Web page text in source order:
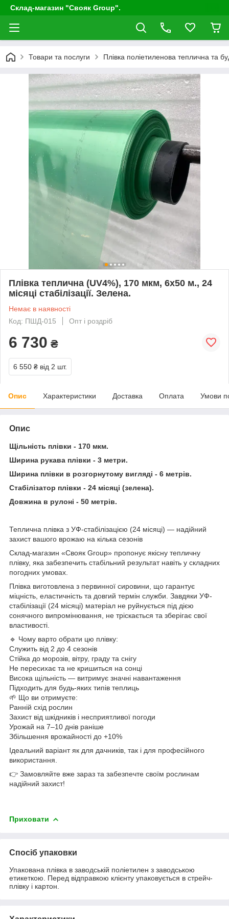
Склад-магазин "Свояк Group".
Товари та послуги Плівка поліетиленова теплична та
Плівка теплична (UV4%), 170 мкм, 6х50 м., 24
місяці стабілізації. Зелена.
Немає в наявності
Код: ПШД-015
Опт і роздріб
6 730 ₴
6 550 ₴ від 2 шт.
Опис Характеристики Доставка Оплата Умови
Опис
Щільність плівки - 170 мкм.
Ширина рукава плівки - 3 метри.
Ширина плівки в розгорнутому вигляді - 6 метрів.
Стабілізатор плівки - 24 місяці (зелена).
Довжина в рулоні - 50 метрів.
Теплична плівка з УФ-стабілізацією (24 місяці) — надійний
захист вашого врожаю на кілька сезонів
Склад-магазин «Свояк Group» пропонує якісну тепличну
плівку, яка забезпечить стабільний результат навіть у складних
погодних умовах.
Плівка виготовлена з первинної сировини, що гарантує
міцність, еластичність та довгий термін служби. Завдяки УФ-
стабілізації (24 місяці) матеріал не руйнується під дією
сонячного випромінювання, не тріскається та зберігає свої
властивості.
🔹 Чому варто обрати цю плівку:
Служить від 2 до 4 сезонів
Стійка до морозів, вітру, граду та снігу
Не пересихає та не кришиться на сонці
Висока щільність — витримує значні навантаження
Підходить для будь-яких типів теплиць
🌱 Що ви отримуєте:
Ранній схід рослин
Захист від шкідників і несприятливої погоди
Урожай на 7–10 днів раніше
Збільшення врожайності до +10%
Ідеальний варіант як для дачників, так і для професійного
використання.
👉 Замовляйте вже зараз та забезпечте своїм рослинам
надійний захист!
Приховати
Спосіб упаковки
Упакована плівка в заводській поліетилен з заводською
етикеткою. Перед відправкою клієнту упаковується в стрейч-
плівку і картон.